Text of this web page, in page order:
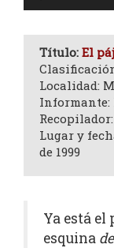
Título: El
Localidad:
Informante:
Lugar y
de 1999
Ya está
esquina